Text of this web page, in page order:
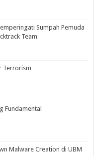
Sumpah Pemuda
Team
Terrorism
Fundamental
Malware Creation di UBM